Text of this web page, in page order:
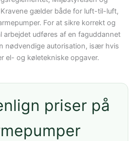
gælder både for luft-til-luft,
For at sikre korrekt og
arbejdet udføres af en faguddannet
nødvendige autorisation, især hvis
el- og køletekniske opgaver.
priser på